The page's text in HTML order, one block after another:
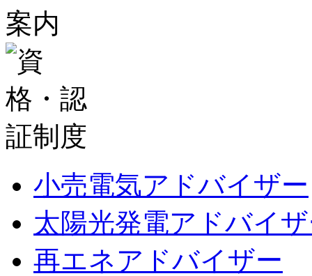
小売電気アドバイザー
太陽光発電アドバイ
再エネアドバイザー